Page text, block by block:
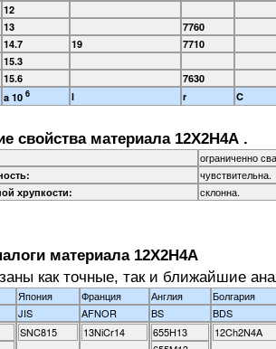
12
13
7760
14.7 19
7710
15.3
15.6
7630
a 10 6 l r C
свойства материала 12Х2Н4А .
ограниченно
чувствительна.
хрупкости: склонна.
материала 12Х2Н4А
как точные, так и ближайшие
Япония Франция Англия
Болгария
JIS AFNOR BS
BDS
SNC815 13NiCr14
655H13
12Ch2N4A